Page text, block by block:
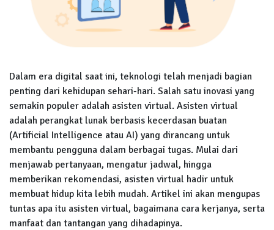
Dalam era digital saat ini, teknologi telah menjadi bagian
penting dari kehidupan sehari-hari. Salah satu inovasi yang
semakin populer adalah asisten virtual. Asisten virtual
adalah perangkat lunak berbasis kecerdasan buatan
(Artificial Intelligence atau AI) yang dirancang untuk
membantu pengguna dalam berbagai tugas. Mulai dari
menjawab pertanyaan, mengatur jadwal, hingga
memberikan rekomendasi, asisten virtual hadir untuk
membuat hidup kita lebih mudah. Artikel ini akan mengupas
tuntas apa itu asisten virtual, bagaimana cara kerjanya, serta
manfaat dan tantangan yang dihadapinya.